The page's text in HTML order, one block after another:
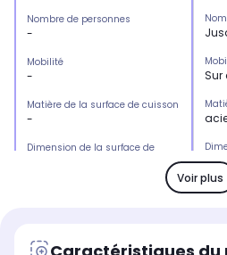
Nombre de personnes
-
Mobilité
-
Matière de la surface de cuisson
-
Dimension de la surface de
Energie
Sur
77 x
Voir plus
Caractéristiques du